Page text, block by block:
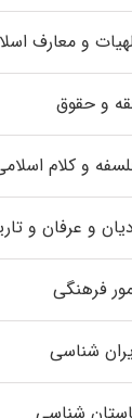
و
و حقوق
و کلام
و عرفان و
فرهنگی
شناسی